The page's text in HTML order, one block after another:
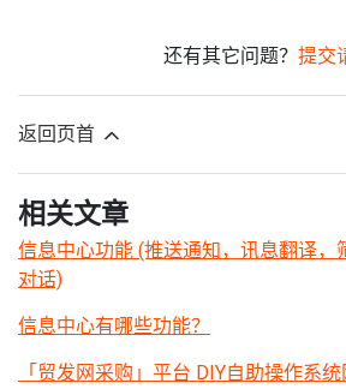
还有其它问题？ 提交
返回页首
相关文章
信息中心功能 (推送通知，讯息翻译，
对话)
信息中心有哪些功能？
「贸发网采购」平台 DIY自助操作系